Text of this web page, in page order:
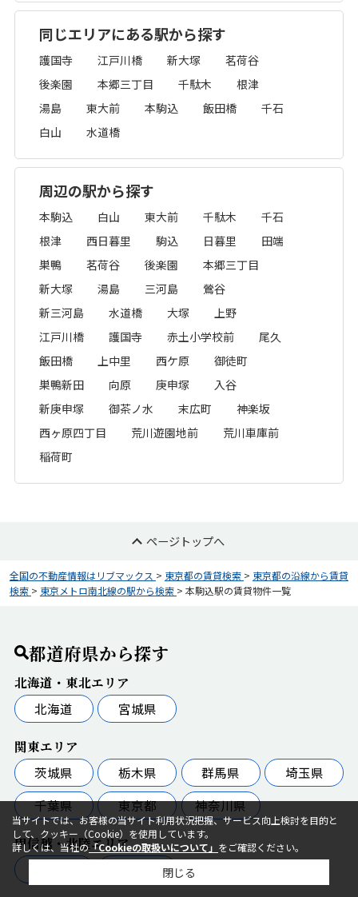
同じエリアにある駅から探す
護国寺 江戸川橋 新大塚
茗荷谷
後楽園
本郷三丁目 千駄木
根津
湯島
東大前 本駒込 飯田橋
千石
白山
水道橋
周辺の駅から探す
本駒込 白山 東大前 千駄木
千石
根津
西日暮里 駒込 日暮里
田端
巣鴨
茗荷谷 後楽園
本郷三丁目
新大塚
湯島 三河島
鶯谷
新三河島
水道橋 大塚
上野
江戸川橋
護国寺 赤土小学校前
尾久
飯田橋
上中里 西ケ原
御徒町
巣鴨新田
向原 庚申塚
入谷
新庚申塚
御茶ノ水 末広町
神楽坂
西ヶ原四丁目
荒川遊園地前
荒川車庫前
稲荷町
ページトップへ
全国の不動産情報はリブマックス > 東京都の賃貸検索 > 東京都の沿線から賃貸
検索 > 東京メトロ南北線の駅から検索 > 本駒込駅の賃貸物件一覧
都道府県から探す
北海道・東北エリア
北海道
宮城県
関東エリア
茨城県
栃木県 群馬県
埼玉県
千葉県
東京都 神奈川県
甲信越・北陸エリア
当サイトでは、お客様の当サイト利用状況把握、サービス向上検討を目的と
して、クッキー（Cookie）を使用しています。
詳しくは、当社の「Cookieの取扱いについて」 をご確認ください。
閉じる